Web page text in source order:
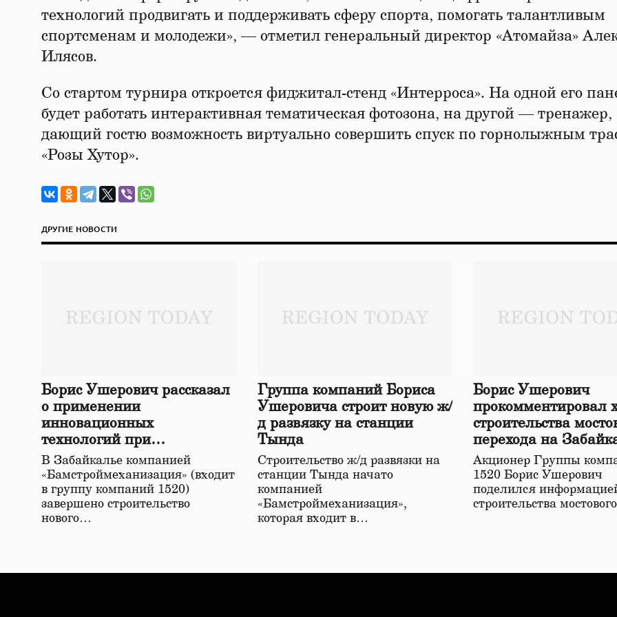
технологий продвигать и поддерживать сферу спорта, помогать талантливым
спортсменам и молодежи», — отметил генеральный директор «Атомайза»
Илясов.
Со стартом турнира откроется фиджитал-стенд «Интерроса». На одной его
будет работать интерактивная тематическая фотозона, на другой — тренажер,
дающий гостю возможность виртуально совершить спуск по горнолыжным
«Розы Хутор».
ДРУГИЕ НОВОСТИ
Борис Ушерович рассказал
о применении
инновационных
технологий при
строительстве нового моста
в Забайкалье
В Забайкалье компанией
«Бамстроймеханизация» (входит
в группу компаний 1520)
завершено строительство
нового…
Группа компаний Бориса
Ушеровича строит новую ж/
д развязку на станции
Тында
Строительство ж/д развязки на
станции Тында начато
компанией
«Бамстроймеханизация»,
которая входит в…
Борис Ушерович
прокомментировал
строительства
перехода на
железной дороге
Акционер Группы
1520 Борис Ушерович
поделился
строительства